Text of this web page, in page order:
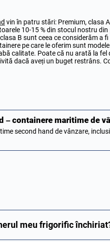
vin în patru stări: Premium, clasa
10-15 % din stocul nostru
B sunt ceea ce considerăm a
pe care le oferim sunt
calitate. Poate că nu arată la
dacă aveți un buget restrâns.
– containere maritime de
second hand de vânzare,
meu frigorific